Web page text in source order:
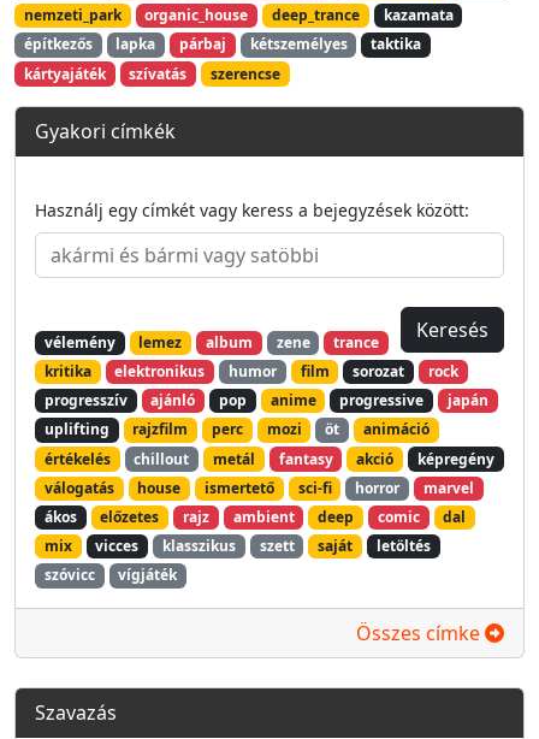
nemzeti_park
organic_house deep_trance
kazamata
építkezős
lapka párbaj kétszemélyes
taktika
kártyajáték
szívatás szerencse
Gyakori címkék
Használj egy címkét vagy keress a bejegyzések között:
vélemény lemez album zene
trance
kritika
elektronikus humor film sorozat
rock
progresszív
ajánló pop anime progressive
japán
uplifting
rajzfilm perc mozi öt
animáció
értékelés
chillout metál fantasy akció
képregény
válogatás
house ismertető sci-fi horror
marvel
ákos
előzetes rajz ambient deep comic
dal
mix
vicces klasszikus szett saját
letöltés
szóvicc
vígjáték
Összes címke
Szavazás